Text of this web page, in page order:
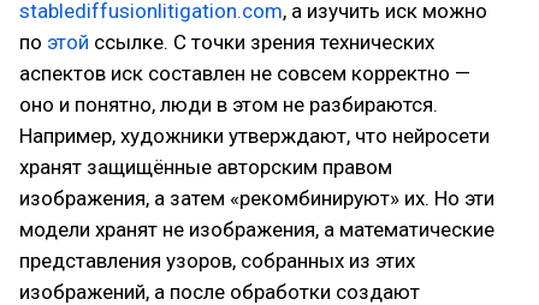
stablediffusionlitigation.com, а изучить иск можно
по этой ссылке. С точки зрения технических
аспектов иск составлен не совсем корректно —
оно и понятно, люди в этом не разбираются.
Например, художники утверждают, что нейросети
хранят защищённые авторским правом
изображения, а затем «рекомбинируют» их. Но эти
модели хранят не изображения, а математические
представления узоров, собранных из этих
изображений, а после обработки создают